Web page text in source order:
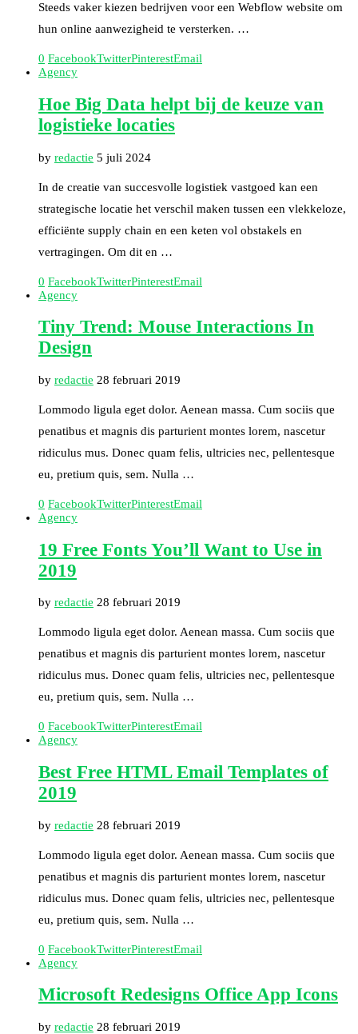
Steeds vaker kiezen bedrijven voor een Webflow website om
hun online aanwezigheid te versterken. …
0 FacebookTwitterPinterestEmail
Agency
Hoe Big Data helpt bij de keuze van
logistieke locaties
by redactie 5 juli 2024
In de creatie van succesvolle logistiek vastgoed kan een
strategische locatie het verschil maken tussen een vlekkeloze,
efficiënte supply chain en een keten vol obstakels en
vertragingen. Om dit en …
0 FacebookTwitterPinterestEmail
Agency
Tiny Trend: Mouse Interactions In
Design
by redactie 28 februari 2019
Lommodo ligula eget dolor. Aenean massa. Cum sociis que
penatibus et magnis dis parturient montes lorem, nascetur
ridiculus mus. Donec quam felis, ultricies nec, pellentesque
eu, pretium quis, sem. Nulla …
0 FacebookTwitterPinterestEmail
Agency
19 Free Fonts You’ll Want to Use in
2019
by redactie 28 februari 2019
Lommodo ligula eget dolor. Aenean massa. Cum sociis que
penatibus et magnis dis parturient montes lorem, nascetur
ridiculus mus. Donec quam felis, ultricies nec, pellentesque
eu, pretium quis, sem. Nulla …
0 FacebookTwitterPinterestEmail
Agency
Best Free HTML Email Templates of
2019
by redactie 28 februari 2019
Lommodo ligula eget dolor. Aenean massa. Cum sociis que
penatibus et magnis dis parturient montes lorem, nascetur
ridiculus mus. Donec quam felis, ultricies nec, pellentesque
eu, pretium quis, sem. Nulla …
0 FacebookTwitterPinterestEmail
Agency
Microsoft Redesigns Office App Icons
by redactie 28 februari 2019